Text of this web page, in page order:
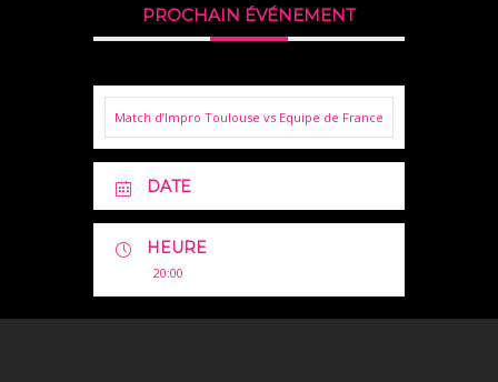
PROCHAIN ÉVÉNEMENT
Match d’Impro Toulouse vs Equipe de France
DATE
HEURE
20:00